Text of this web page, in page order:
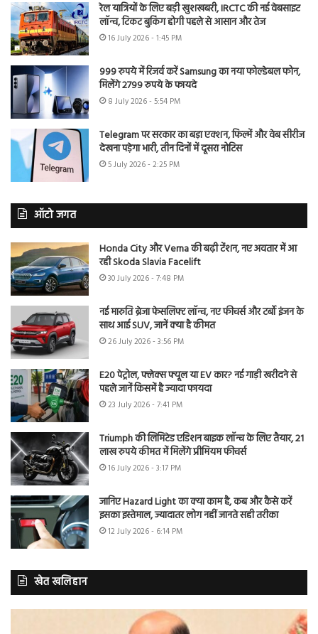
रेल यात्रियों के लिए बड़ी खुशखबरी, IRCTC की नई वेबसाइट
लॉन्च, टिकट बुकिंग होगी पहले से आसान और तेज
16 July 2026 - 1:45 PM
999 रुपये में रिजर्व करें Samsung का नया फोल्डेबल फोन,
मिलेंगे 2799 रुपये के फायदे
8 July 2026 - 5:54 PM
Telegram पर सरकार का बड़ा एक्शन, फिल्में और वेब सीरीज
देखना पड़ेगा भारी, तीन दिनों में दूसरा नोटिस
5 July 2026 - 2:25 PM
ऑटो जगत
Honda City और Verna की बढ़ी टेंशन, नए अवतार में आ
रही Skoda Slavia Facelift
30 July 2026 - 7:48 PM
नई मारुति ब्रेजा फेसलिफ्ट लॉन्च, नए फीचर्स और टर्बो इंजन के
साथ आई SUV, जानें क्या है कीमत
26 July 2026 - 3:56 PM
E20 पेट्रोल, फ्लेक्स फ्यूल या EV कार? नई गाड़ी खरीदने से
पहले जानें किसमें है ज्यादा फायदा
23 July 2026 - 7:41 PM
Triumph की लिमिटेड एडिशन बाइक लॉन्च के लिए तैयार, 21
लाख रुपये कीमत में मिलेंगे प्रीमियम फीचर्स
16 July 2026 - 3:17 PM
जानिए Hazard Light का क्या काम है, कब और कैसे करें
इसका इस्तेमाल, ज्यादातर लोग नहीं जानते सही तरीका
12 July 2026 - 6:14 PM
खेत खलिहान